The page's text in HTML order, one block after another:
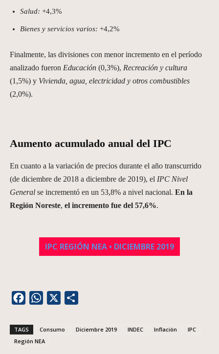
Salud: +4,3%
Bienes y servicios varios: +4,2%
Finalmente, las divisiones con menor incremento en el período
analizado fueron Educación (0,3%), Recreación y cultura
(1,5%) y Vivienda, agua, electricidad y otros combustibles
(2,0%).
Aumento acumulado anual del IPC
En cuanto a la variación de precios durante el año transcurrido
(de diciembre de 2018 a diciembre de 2019), el IPC Nivel
General se incrementó en un 53,8% a nivel nacional. En la
Región Noreste, el incremento fue del 57,6%.
IPC REGIÓN NEA • DICIEMBRE 2019
FacebookWhatsApp
TAGS Consumo Diciembre 2019 INDEC Inflación
IPC
Región NEA